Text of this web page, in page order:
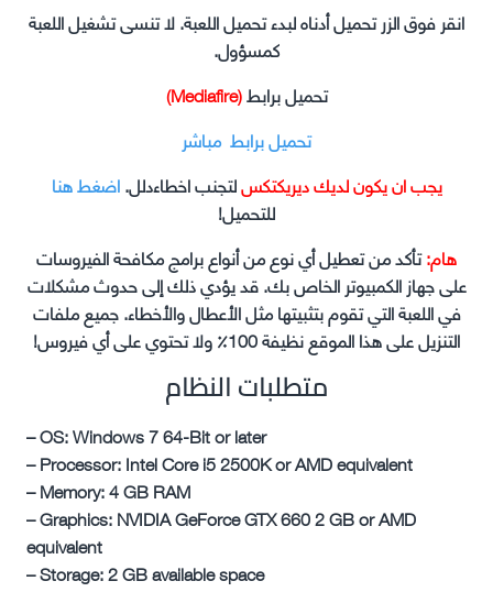
انقر فوق الزر تحميل أدناه لبدء تحميل اللعبة. لا تنسى تشغيل اللعبة
كمسؤول.
تحميل برابط(Mediafire)
تحميل برابط مباشر
يجب ان يكون لديك ديريكتكسلتجنب اخطاءدلل.اضغط هنا
للتحميل!
هام:تأكد من تعطيل أي نوع من أنواع برامج مكافحة الفيروسات
على جهاز الكمبيوتر الخاص بك. قد يؤدي ذلك إلى حدوث مشكلات
في اللعبة التي تقوم بتثبيتها مثل الأعطال والأخطاء. جميع ملفات
التنزيل على هذا الموقع نظيفة 100٪ ولا تحتوي على أي فيروس!
متطلبات النظام
– OS: Windows 7 64-Bit or later
– Processor: Intel Core i5 2500K or AMD equivalent
– Memory: 4 GB RAM
– Graphics: NVIDIA GeForce GTX 660 2 GB or AMD
equivalent
– Storage: 2 GB available space